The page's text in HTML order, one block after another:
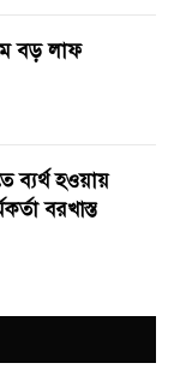
বড় লাফ
ব্যর্থ হওয়ায়
বরখাস্ত